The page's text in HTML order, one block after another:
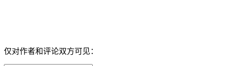
仅对作者和评论双方可见：